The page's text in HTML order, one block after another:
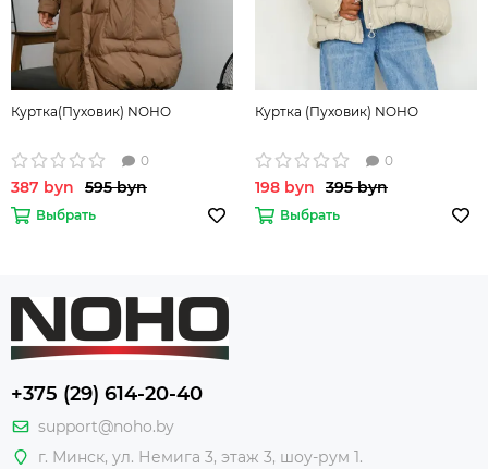
Куртка(Пуховик) NOHO
0
387 byn 595 byn
Выбрать
Куртка (Пуховик) NOHO
0
198 byn 395 byn
Выбрать
+375 (29) 614-20-40
support@noho.by
г. Минск, ул. Немига 3, этаж 3, шоу-рум 1.